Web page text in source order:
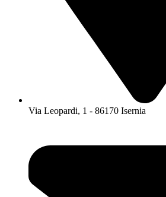
Via Leopardi, 1 - 86170 Isernia